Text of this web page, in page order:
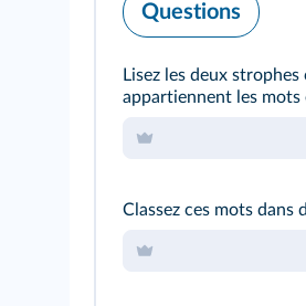
Questions
Lisez les deux
appartiennent les mots
Classez ces mots dans